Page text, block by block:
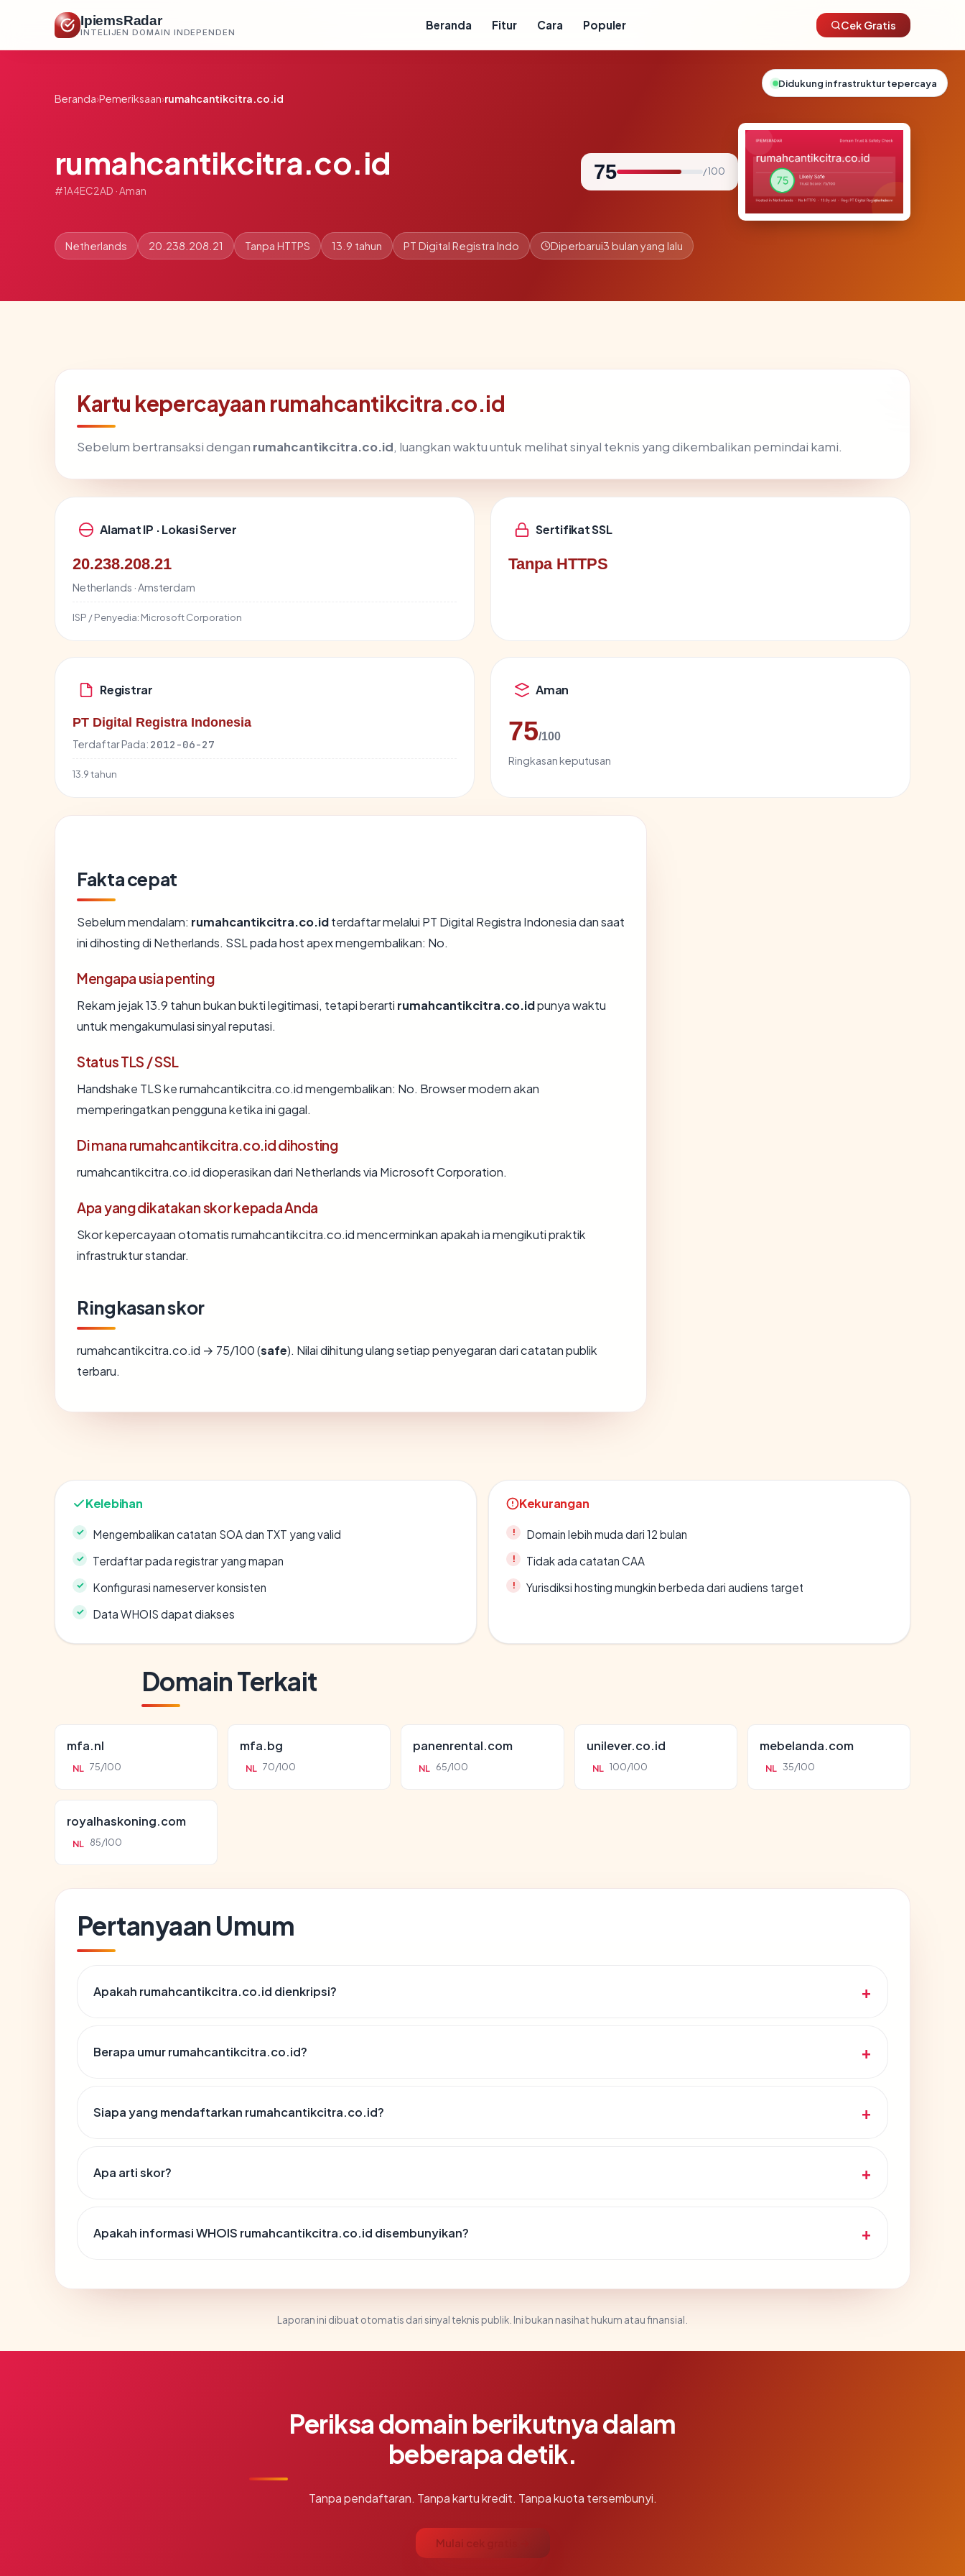
IpiemsRadar
INTELIJEN DOMAIN INDEPENDEN
Beranda Fitur Cara Populer Cek Gratis
Beranda›Pemeriksaan›rumahcantikcitra.co.id
rumahcantikcitra.co.id
#1A4EC2AD · Aman
75 / 100
Netherlands 20.238.208.21 Tanpa HTTPS 13.9 tahun PT Digital Registra Indo Diperbarui3 bulan yang lalu
Kartu kepercayaan rumahcantikcitra.co.id
Sebelum bertransaksi dengan rumahcantikcitra.co.id, luangkan waktu untuk melihat sinyal teknis yang dikembalikan pemindai kami.
Alamat IP · Lokasi Server
20.238.208.21
Netherlands · Amsterdam
ISP / Penyedia: Microsoft Corporation
Sertifikat SSL
Tanpa HTTPS
Registrar
PT Digital Registra Indonesia
Terdaftar Pada: 2012-06-27
13.9 tahun
Aman
75/100
Ringkasan keputusan
Fakta cepat
Sebelum mendalam: rumahcantikcitra.co.idterdaftar melalui PT Digital Registra Indonesia dan saat
ini dihosting di Netherlands. SSL pada host apex mengembalikan: No.
Mengapa usia penting
Rekam jejak 13.9 tahun bukan bukti legitimasi, tetapi berarti rumahcantikcitra.co.idpunya waktu
untuk mengakumulasi sinyal reputasi.
Status TLS / SSL
Handshake TLS ke rumahcantikcitra.co.id mengembalikan: No. Browser modern akan
memperingatkan pengguna ketika ini gagal.
Di mana rumahcantikcitra.co.id dihosting
rumahcantikcitra.co.id dioperasikan dari Netherlands via Microsoft Corporation.
Apa yang dikatakan skor kepada Anda
Skor kepercayaan otomatis rumahcantikcitra.co.id mencerminkan apakah ia mengikuti praktik
infrastruktur standar.
Ringkasan skor
rumahcantikcitra.co.id → 75/100 (safe). Nilai dihitung ulang setiap penyegaran dari catatan publik
terbaru.
Kelebihan
Mengembalikan catatan SOA dan TXT yang valid
Terdaftar pada registrar yang mapan
Konfigurasi nameserver konsisten
Data WHOIS dapat diakses
Kekurangan
Domain lebih muda dari 12 bulan
Tidak ada catatan CAA
Yurisdiksi hosting mungkin berbeda dari audiens target
Domain Terkait
mfa.nl
NL 75/100
mfa.bg
NL 70/100
panenrental.com
NL 65/100
unilever.co.id
NL 100/100
mebelanda.com
NL 35/100
royalhaskoning.com
NL 85/100
Pertanyaan Umum
Apakah rumahcantikcitra.co.id dienkripsi?
Berapa umur rumahcantikcitra.co.id?
Siapa yang mendaftarkan rumahcantikcitra.co.id?
Apa arti skor?
Apakah informasi WHOIS rumahcantikcitra.co.id disembunyikan?
Laporan ini dibuat otomatis dari sinyal teknis publik. Ini bukan nasihat hukum atau finansial.
Periksa domain berikutnya dalam
beberapa detik.
Tanpa pendaftaran. Tanpa kartu kredit. Tanpa kuota tersembunyi.
Mulai cek gratis →
Didukung infrastruktur tepercaya